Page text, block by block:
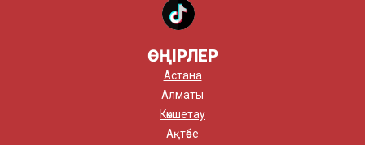
ӨҢІРЛЕР
Астана
Алматы
Көкшетау
Ақтөбе